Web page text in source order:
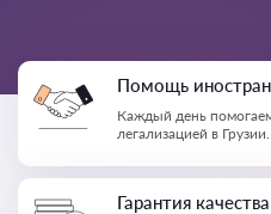
Помощь
Каждый день
легализацией в Грузии.
Гарантия качества